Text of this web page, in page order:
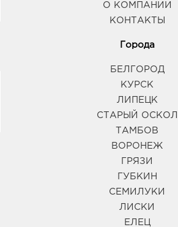
О КОМПАНИИ
КОНТАКТЫ
Города
БЕЛГОРОД
КУРСК
ЛИПЕЦК
СТАРЫЙ ОСКОЛ
ТАМБОВ
ВОРОНЕЖ
ГРЯЗИ
ГУБКИН
СЕМИЛУКИ
ЛИСКИ
ЕЛЕЦ